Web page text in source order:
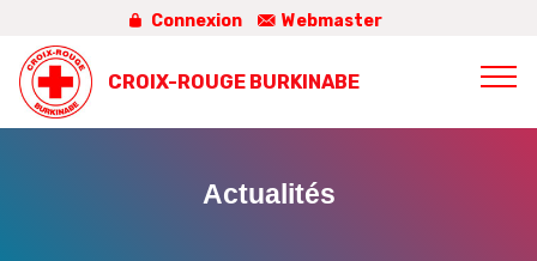
Connexion Webmaster
CROIX-ROUGE BURKINABE
Actualités